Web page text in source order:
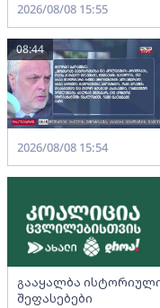
2026/08/08 15:55
08:44
2026/08/08 15:54
გააყალბა
შეფასებები